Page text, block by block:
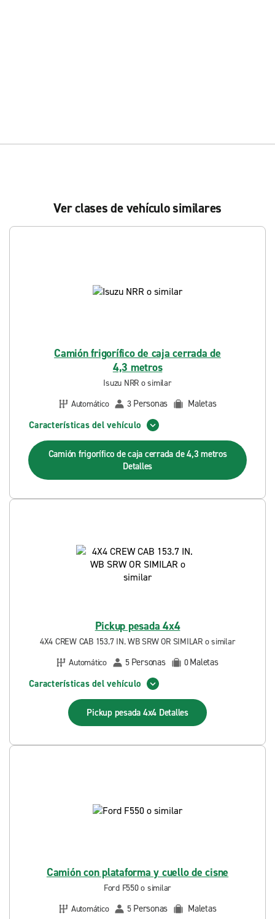
Ver clases de vehículo similares
Camión frigorífico de caja cerrada de
4,3 metros
Isuzu NRR o similar
Automático
3 Personas
Maletas
Características del vehículo
Camión frigorífico de caja cerrada de 4,3 metros
Detalles
Pickup pesada 4x4
4X4 CREW CAB 153.7 IN. WB SRW OR SIMILAR o similar
Automático
5 Personas 0Maletas
Características del vehículo
Pickup pesada 4x4 Detalles
Camión con plataforma y cuello de cisne
Ford F550 o similar
Automático
5 Personas
Maletas